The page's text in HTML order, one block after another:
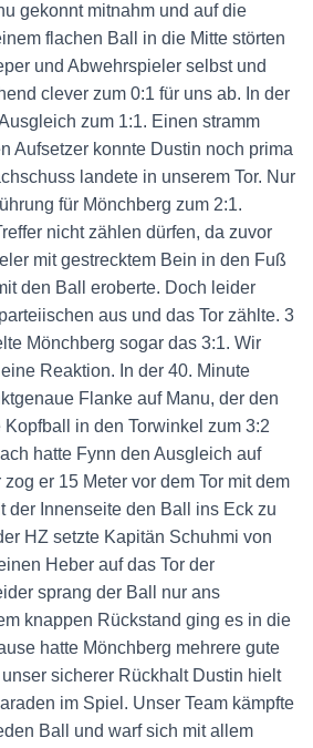
gekonnt mitnahm und auf die
flachen Ball in die Mitte störten
und Abwehrspieler selbst und
clever zum 0:1 für uns ab. In der
zum 1:1. Einen stramm
Aufsetzer konnte Dustin noch prima
landete in unserem Tor. Nur
für Mönchberg zum 2:1.
nicht zählen dürfen, da zuvor
mit gestrecktem Bein in den Fuß
den Ball eroberte. Doch leider
aus und das Tor zählte. 3
Mönchberg sogar das 3:1. Wir
Reaktion. In der 40. Minute
Flanke auf Manu, der den
in den Torwinkel zum 3:2
hatte Fynn den Ausgleich auf
er 15 Meter vor dem Tor mit dem
der Innenseite den Ball ins Eck zu
HZ setzte Kapitän Schuhmi von
Heber auf das Tor der
sprang der Ball nur ans
knappen Rückstand ging es in die
hatte Mönchberg mehrere gute
sicherer Rückhalt Dustin hielt
im Spiel. Unser Team kämpfte
Ball und warf sich mit allem